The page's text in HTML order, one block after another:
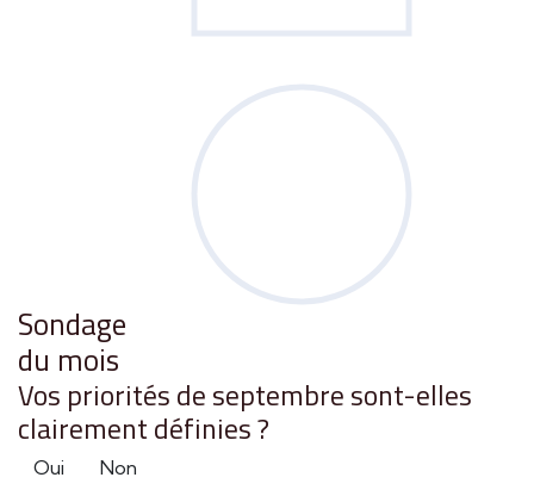
Sondage
du mois
Vos priorités de septembre sont-elles
clairement définies ?
Oui
Non